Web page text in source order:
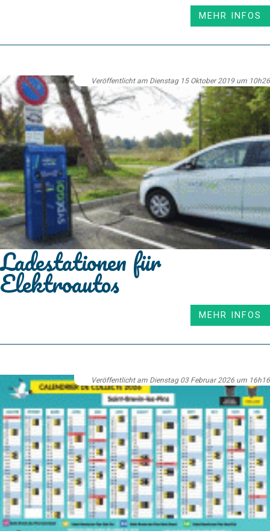
MEHR INFOS
Ladestationen für
Elektroautos
Veröffentlicht am Dienstag 15 Oktober 2019 um 10h26
MEHR INFOS
Veröffentlicht am Dienstag 03 Februar 2026 um 16h16